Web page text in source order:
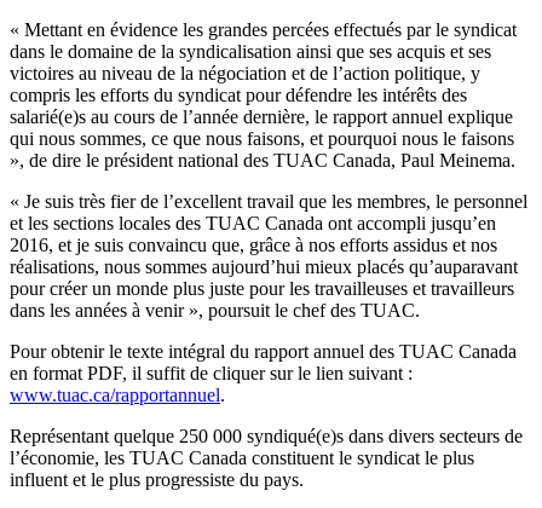
« Mettant en évidence les grandes percées effectués par le syndicat
dans le domaine de la syndicalisation ainsi que ses acquis et ses
victoires au niveau de la négociation et de l’action politique, y
compris les efforts du syndicat pour défendre les intérêts des
salarié(e)s au cours de l’année dernière, le rapport annuel explique
qui nous sommes, ce que nous faisons, et pourquoi nous le faisons
», de dire le président national des TUAC Canada, Paul Meinema.
« Je suis très fier de l’excellent travail que les membres, le personnel
et les sections locales des TUAC Canada ont accompli jusqu’en
2016, et je suis convaincu que, grâce à nos efforts assidus et nos
réalisations, nous sommes aujourd’hui mieux placés qu’auparavant
pour créer un monde plus juste pour les travailleuses et travailleurs
dans les années à venir », poursuit le chef des TUAC.
Pour obtenir le texte intégral du rapport annuel des TUAC Canada
en format PDF, il suffit de cliquer sur le lien suivant :
www.tuac.ca/rapportannuel.
Représentant quelque 250 000 syndiqué(e)s dans divers secteurs de
l’économie, les TUAC Canada constituent le syndicat le plus
influent et le plus progressiste du pays.